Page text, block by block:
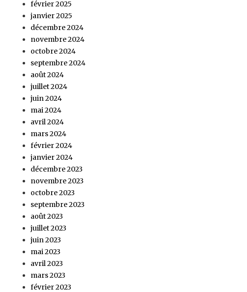
février 2025
janvier 2025
décembre 2024
novembre 2024
octobre 2024
septembre 2024
août 2024
juillet 2024
juin 2024
mai 2024
avril 2024
mars 2024
février 2024
janvier 2024
décembre 2023
novembre 2023
octobre 2023
septembre 2023
août 2023
juillet 2023
juin 2023
mai 2023
avril 2023
mars 2023
février 2023